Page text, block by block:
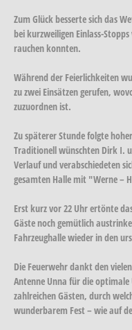
Zum Glück besserte sich das
bei kurzweiligen Einlass-
rauchen konnten.
Während der Feierlichkeiten
zu zwei Einsätzen gerufen,
zuzuordnen ist.
Zu späterer Stunde folgte
Traditionell wünschten Dirk I.
Verlauf und verabschiedeten
gesamten Halle mit "Werne –
Erst kurz vor 22 Uhr ertönte
Gäste noch gemütlich
Fahrzeughalle wieder in den
Die Feuerwehr dankt den
Antenne Unna für die
zahlreichen Gästen, durch
wunderbarem Fest – wie auf